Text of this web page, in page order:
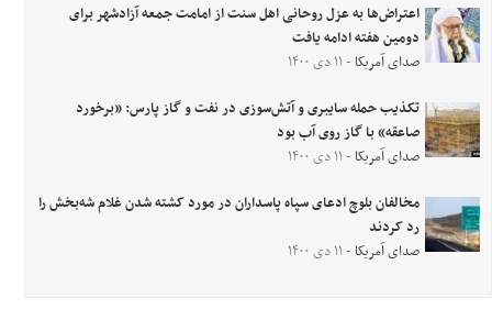
اعتراض‌ها به عزل روحانی اهل سنت از امامت جمعه آزادشهر برای
دومین هفته ادامه یافت
صدای آمریکا - ۱۱ دی ۱۴۰۰
تکذیب حمله سایبری و آتش‌سوزی در نفت و گاز پارس: «برخورد
صاعقه» با گاز روی آب بود
صدای آمریکا - ۱۱ دی ۱۴۰۰
مخالفان بلوچ ادعای سپاه پاسداران در مورد کشته شدن غلام شه‌بخش را
رد کردند
صدای آمریکا - ۱۱ دی ۱۴۰۰